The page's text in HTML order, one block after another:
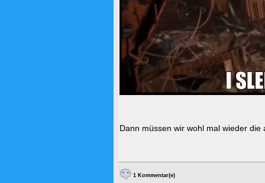
Dann müssen wir wohl mal wieder
1 Kommentar(e)